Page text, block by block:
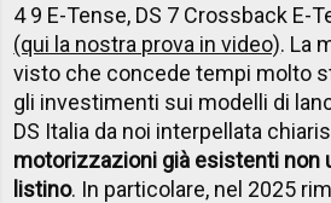
4 9 E-Tense, DS 7 Crossback E-
(qui la nostra prova in video). La
visto che concede tempi molto
gli investimenti sui modelli di
DS Italia da noi interpellata
motorizzazioni già esistenti non
listino. In particolare, nel 2025